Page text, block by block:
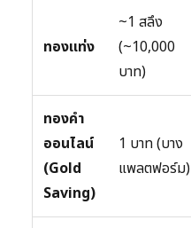
ทองแท่ง
~1 สลึง
(~10,000
บาท)
ทองคำ
ออนไลน์
(Gold
Saving)
1 บาท (บาง
แพลตฟอร์ม)